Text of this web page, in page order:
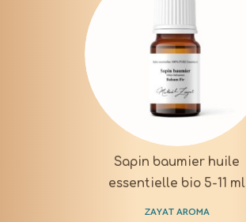
Sapin baumier huile
essentielle bio 5-11 ml
ZAYAT AROMA